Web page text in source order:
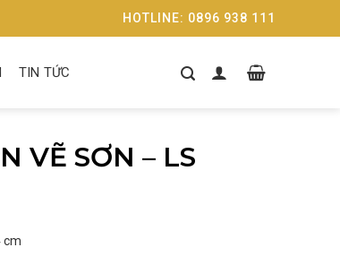
HOTLINE: 0896 938 111
TIN TỨC
VẼ SƠN – LS
cm